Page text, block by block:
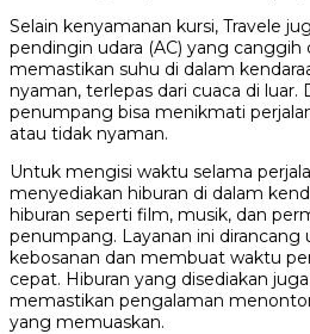
Selain kenyamanan kursi, Travele
pendingin udara (AC) yang canggih
memastikan suhu di dalam
nyaman, terlepas dari cuaca di luar.
penumpang bisa menikmati
atau tidak nyaman.
Untuk mengisi waktu selama
menyediakan hiburan di dalam
hiburan seperti film, musik, dan
penumpang. Layanan ini
kebosanan dan membuat waktu
cepat. Hiburan yang disediakan
memastikan pengalaman
yang memuaskan.